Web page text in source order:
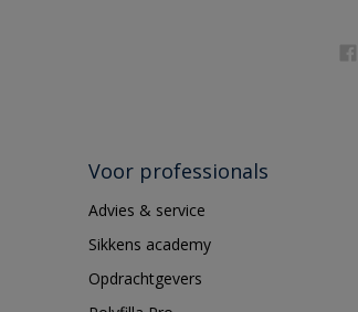
Voor professionals
Advies & service
Sikkens academy
Opdrachtgevers